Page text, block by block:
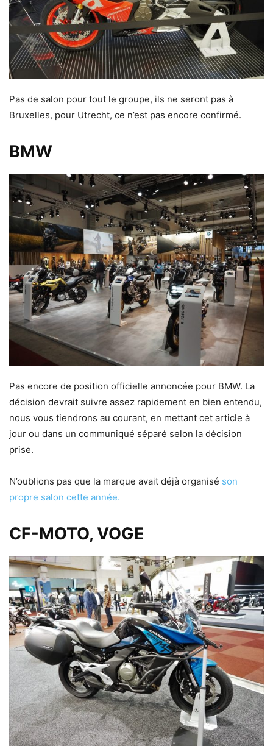
Pas de salon pour tout le groupe, ils ne seront pas à
Bruxelles, pour Utrecht, ce n’est pas encore confirmé.
BMW
Pas encore de position officielle annoncée pour BMW. La
décision devrait suivre assez rapidement en bien entendu,
nous vous tiendrons au courant, en mettant cet article à
jour ou dans un communiqué séparé selon la décision
prise.
N’oublions pas que la marque avait déjà organisé son
propre salon cette année.
CF-MOTO, VOGE